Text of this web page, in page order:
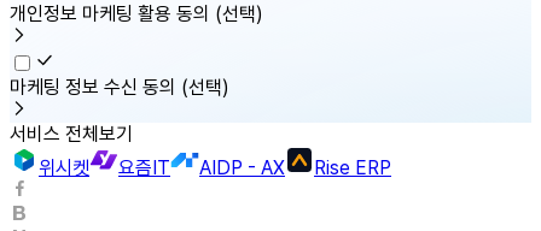
개인정보 마케팅 활용 동의 (선택)
마케팅 정보 수신 동의 (선택)
서비스 전체보기
위시켓
요즘IT AIDP - AX Rise ERP